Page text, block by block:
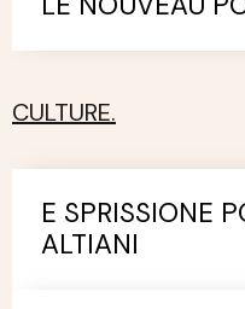
CULTURE.
E SPRISSIONE
ALTIANI